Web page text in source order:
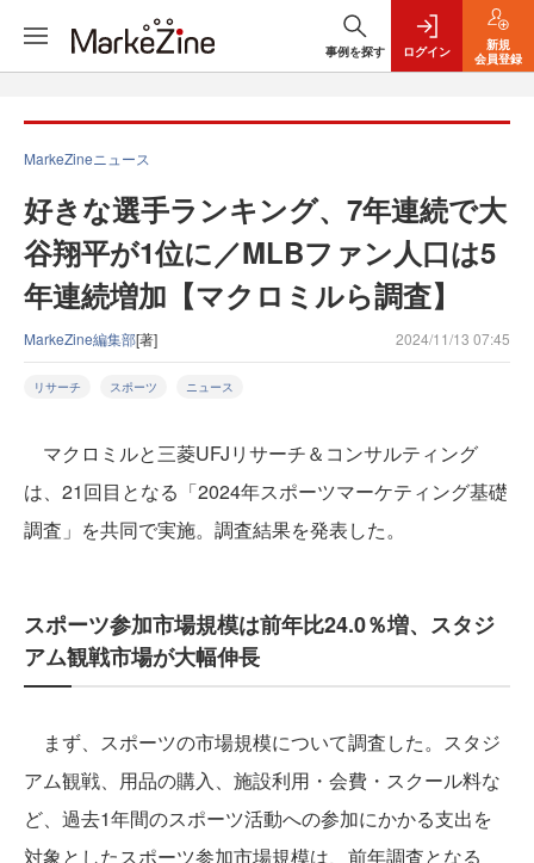
事例を探す ログイン
新規
会員登録
MarkeZineニュース
好きな選手ランキング、7年連続で大
谷翔平が1位に／MLBファン人口は5
年連続増加【マクロミルら調査】
MarkeZine編集部[著] 2024/11/13 07:45
リサーチ スポーツ ニュース
マクロミルと三菱UFJリサーチ＆コンサルティング
は、21回目となる「2024年スポーツマーケティング基礎
調査」を共同で実施。調査結果を発表した。
スポーツ参加市場規模は前年比24.0％増、スタジ
アム観戦市場が大幅伸長
まず、スポーツの市場規模について調査した。スタジ
アム観戦、用品の購入、施設利用・会費・スクール料な
ど、過去1年間のスポーツ活動への参加にかかる支出を
対象としたスポーツ参加市場規模は、前年調査となる